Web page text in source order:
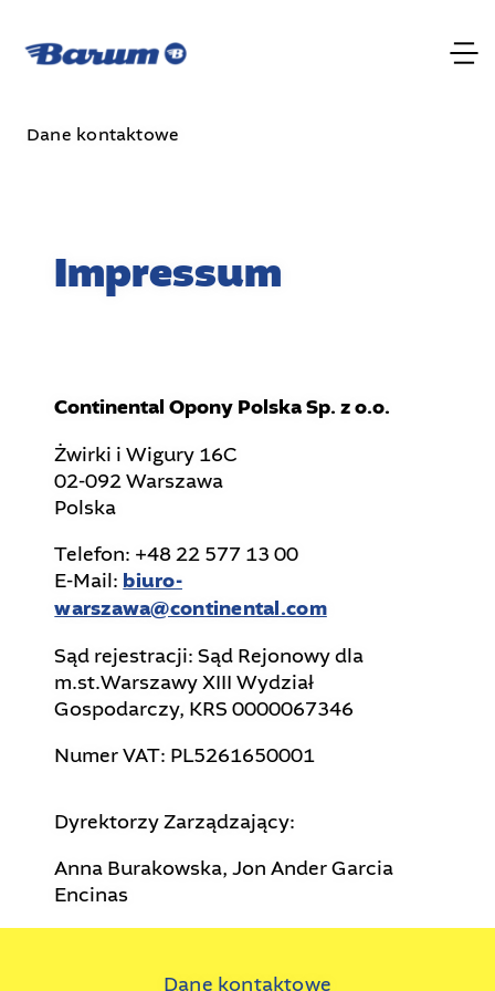
Dane kontaktowe
Impressum
Continental Opony Polska Sp. z o.o.
Żwirki i Wigury 16C
02-092 Warszawa
Polska
Telefon: +48 22 577 13 00
E-Mail: biuro-
warszawa@continental.com
Sąd rejestracji: Sąd Rejonowy dla
m.st.Warszawy XIII Wydział
Gospodarczy, KRS 0000067346
Numer VAT: PL5261650001
Dyrektorzy Zarządzający:
Anna Burakowska, Jon Ander Garcia
Encinas
Dane kontaktowe